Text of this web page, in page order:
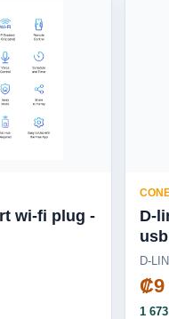
wi-fi plug -
D-link
D-
₡9
1